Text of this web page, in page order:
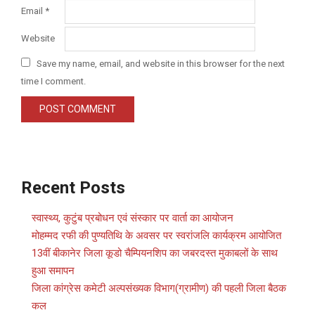
Email *
Website
Save my name, email, and website in this browser for the next
time I comment.
Recent Posts
स्वास्थ्य, कुटुंब प्रबोधन एवं संस्कार पर वार्ता का आयोजन
मोहम्मद रफी की पुण्यतिथि के अवसर पर स्वरांजलि कार्यक्रम आयोजित
13वीं बीकानेर जिला कूडो चैम्पियनशिप का जबरदस्त मुकाबलों के साथ
हुआ समापन
जिला कांग्रेस कमेटी अल्पसंख्यक विभाग(ग्रामीण) की पहली जिला बैठक
कल